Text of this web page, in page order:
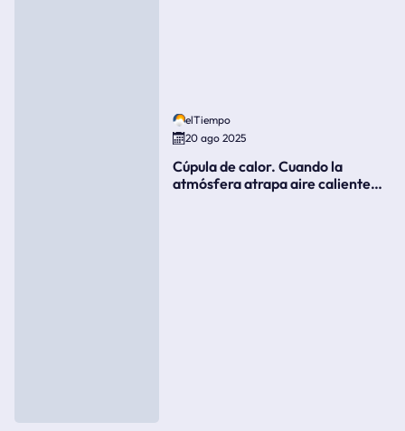
elTiempo
20 ago 2025
Cúpula de calor. Cuando la
atmósfera atrapa aire caliente